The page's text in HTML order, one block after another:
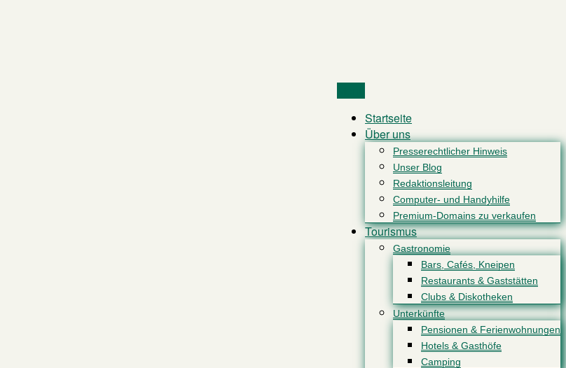
Startseite
Über uns
Presserechtlicher Hinweis
Unser Blog
Redaktionsleitung
Computer- und Handyhilfe
Premium-Domains zu verkaufen
Tourismus
Gastronomie
Bars, Cafés, Kneipen
Restaurants & Gaststätten
Clubs & Diskotheken
Unterkünfte
Pensionen & Ferienwohnungen
Hotels & Gasthöfe
Camping